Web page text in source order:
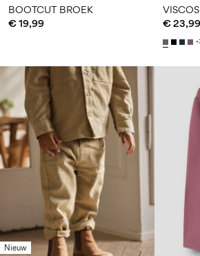
BOOTCUT BROEK
€ 19,99
€ 23,99
Nieuw